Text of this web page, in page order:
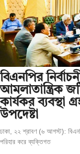
বিএনপির
আমলাতান্ত্রিক
কার্যকর ব্যবস্থা
উপদেষ্টা
ঢাকা, ২২ শ্রাবণ (৬ আগস্ট):
পরিহার করে ব্যক্তিগত